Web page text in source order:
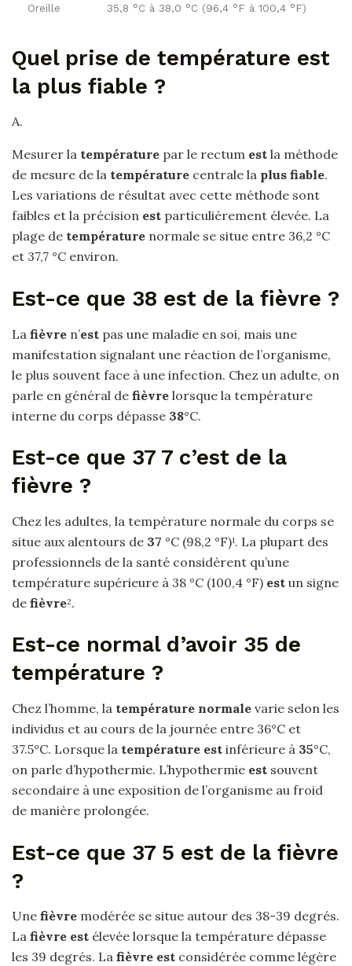
Oreille 35,8 °C à 38,0 °C (96,4 °F à 100,4 °F)
Quel prise de température est
la plus fiable ?
A.
Mesurer la température par le rectum est la méthode
de mesure de la température centrale la plus fiable.
Les variations de résultat avec cette méthode sont
faibles et la précision est particulièrement élevée. La
plage de température normale se situe entre 36,2 °C
et 37,7 °C environ.
Est-ce que 38 est de la fièvre ?
La fièvre n’est pas une maladie en soi, mais une
manifestation signalant une réaction de l’organisme,
le plus souvent face à une infection. Chez un adulte, on
parle en général de fièvre lorsque la température
interne du corps dépasse 38°C.
Est-ce que 37 7 c’est de la
fièvre ?
Chez les adultes, la température normale du corps se
situe aux alentours de 37 °C (98,2 °F)1. La plupart des
professionnels de la santé considèrent qu’une
température supérieure à 38 °C (100,4 °F) est un signe
de fièvre2.
Est-ce normal d’avoir 35 de
température ?
Chez l’homme, la température normale varie selon les
individus et au cours de la journée entre 36°C et
37.5°C. Lorsque la température est inférieure à 35°C,
on parle d’hypothermie. L’hypothermie est souvent
secondaire à une exposition de l’organisme au froid
de manière prolongée.
Est-ce que 37 5 est de la fièvre
?
Une fièvre modérée se situe autour des 38-39 degrés.
La fièvre est élevée lorsque la température dépasse
les 39 degrés. La fièvre est considérée comme légère